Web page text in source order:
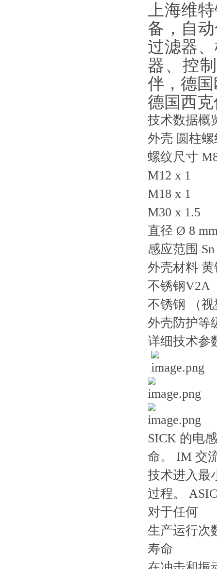
上海维
备，自
过滤器
器、控
伴，德
德国西克
技术数据概
外壳 圆柱
螺纹尺寸
M12 x 1
M18 x 1
M30 x 1.5
直径 Ø 8
感应范围
外壳材料 黄
不锈钢V2A
不锈钢 （
外壳防护等
详细技术参
SICK 的电
命。 IM 交
技术进入最
过程。
对于任何
生产运行次
寿命